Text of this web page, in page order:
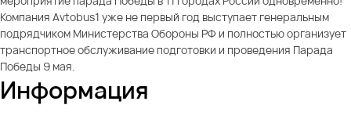
Компания Аvtobus1 уже не первый год выступает генеральным
подрядчиком Министерства Обороны РФ и полностью организует
транспортное обслуживание подготовки и проведения Парада
Победы 9 мая.
Информация